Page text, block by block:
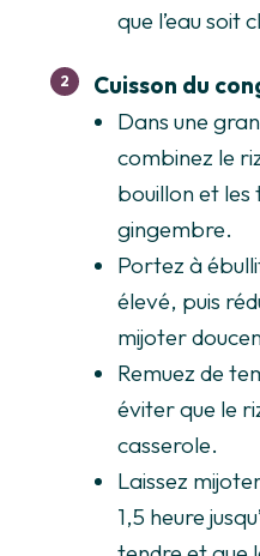
que l’eau soit
Cuisson du
Dans une
combinez le
bouillon et les
gingembre.
Portez à
élevé, puis
mijoter
Remuez de
éviter que le
casserole.
Laissez
1,5 heure